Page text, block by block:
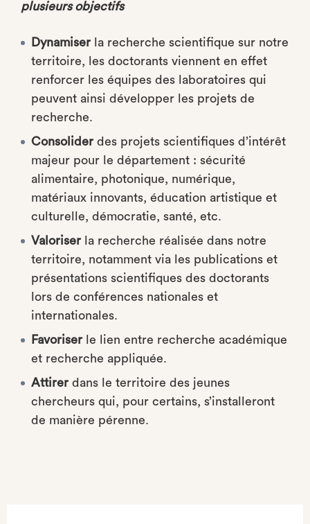
plusieurs objectifs
Dynamiser
la recherche scientifique sur notre
territoire, les doctorants viennent en effet
renforcer les équipes des laboratoires qui
peuvent ainsi développer les projets de
recherche.
Consolider des projets scientifiques d’intérêt
majeur pour le département : sécurité
alimentaire, photonique, numérique,
matériaux innovants, éducation artistique et
culturelle, démocratie, santé, etc.
Valoriser
la recherche réalisée dans notre
territoire, notamment via les publications et
présentations scientifiques des doctorants
lors de conférences nationales et
internationales.
Favoriser le lien entre recherche académique
et recherche appliquée.
Attirer dans le territoire des jeunes
chercheurs qui, pour certains, s’installeront
de manière pérenne.